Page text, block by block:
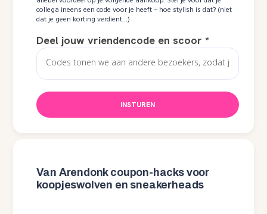
collega ineens een code voor je heeft – hoe stylish is dat? (niet
dat je geen korting verdient…)
Deel jouw vriendencode en scoor*
INSTUREN
Van Arendonk coupon-hacks voor
koopjeswolven en sneakerheads